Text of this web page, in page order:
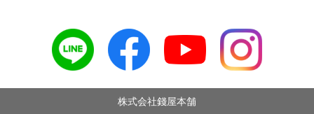
株式会社錢屋本舗